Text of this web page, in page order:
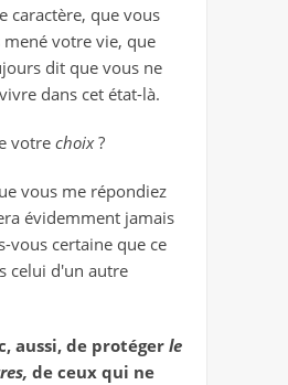
caractère, que vous
votre vie, que
dit que vous ne
dans cet état-là.
votre choix?
vous me répondiez
évidemment jamais
vous certaine que ce
celui d'un autre
aussi, de protéger le
de ceux qui ne